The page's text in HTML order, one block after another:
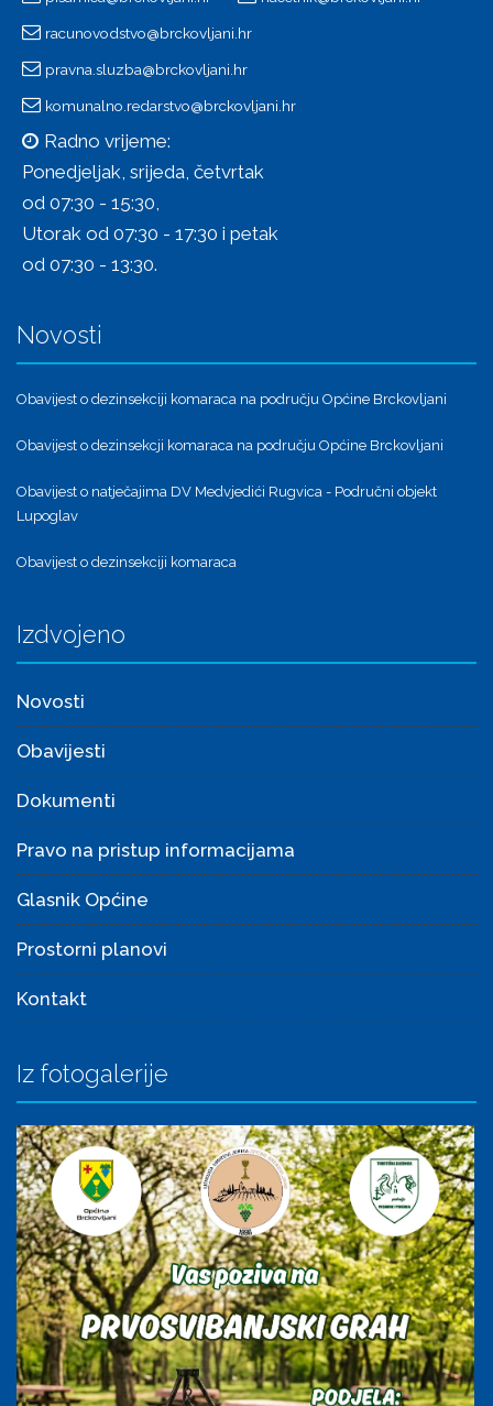
racunovodstvo@brckovljani.hr
pravna.sluzba@brckovljani.hr
komunalno.redarstvo@brckovljani.hr
Radno vrijeme:
Ponedjeljak, srijeda, četvrtak
od 07:30 - 15:30,
Utorak od 07:30 - 17:30 i petak
od 07:30 - 13:30.
Novosti
Obavijest o dezinsekciji komaraca na području Općine Brckovljani
Obavijest o dezinsekcji komaraca na području Općine Brckovljani
Obavijest o natječajima DV Medvjedići Rugvica - Područni objekt
Lupoglav
Obavijest o dezinsekciji komaraca
Izdvojeno
Novosti
Obavijesti
Dokumenti
Pravo na pristup informacijama
Glasnik Općine
Prostorni planovi
Kontakt
Iz fotogalerije